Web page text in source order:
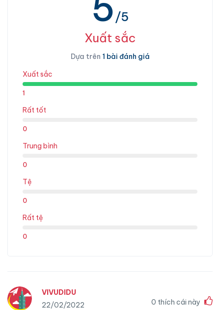
/5
Xuất sắc
Dựa trên 1 bài đánh giá
Xuất sắc
1
Rất tốt
0
Trung bình
0
Tệ
0
Rất tệ
0
VIVUDIDU
22/02/2022
0 thích cái này